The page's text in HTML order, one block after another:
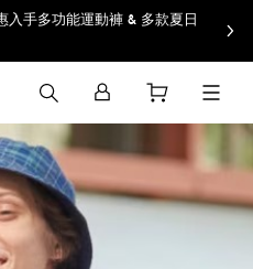
入手多功能運動褲 & 多款夏日